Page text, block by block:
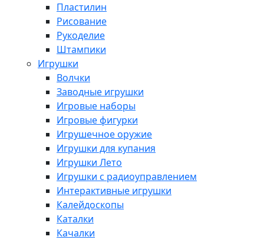
Пластилин
Рисование
Рукоделие
Штампики
Игрушки
Волчки
Заводные игрушки
Игровые наборы
Игровые фигурки
Игрушечное оружие
Игрушки для купания
Игрушки Лето
Игрушки с радиоуправлением
Интерактивные игрушки
Калейдоскопы
Каталки
Качалки